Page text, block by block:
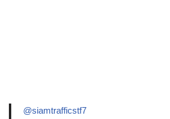
@siamtrafficstf7